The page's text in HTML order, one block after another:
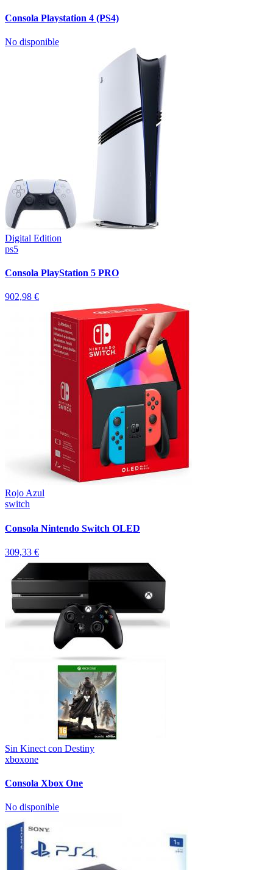
Consola Playstation 4 (PS4)
No disponible
Digital Edition
ps5
Consola PlayStation 5 PRO
902,98 €
Rojo Azul
switch
Consola Nintendo Switch OLED
309,33 €
Sin Kinect con Destiny
xboxone
Consola Xbox One
No disponible